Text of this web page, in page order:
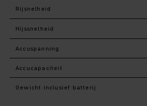
Rijsnelheid
Hijssnelheid
Accuspanning
Accucapaciteit
Gewicht inclusief batterij